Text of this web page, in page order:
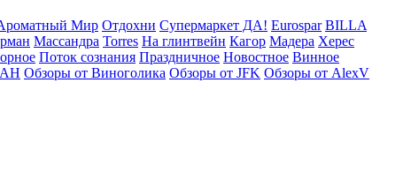
Мир Отдохни Супермаркет ДА! Eurospar BILLA
Массандра Torres На глинтвейн Кагор Мадера Херес
Поток сознания Праздничное Новостное Винное
Обзоры от Виноголика Обзоры от JFK Обзоры от AlexV